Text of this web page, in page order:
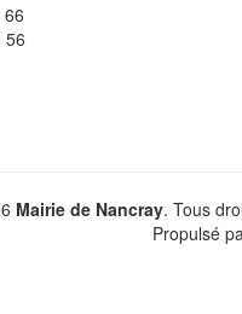
56
Mairie de Nancray. Tous
Propulsé